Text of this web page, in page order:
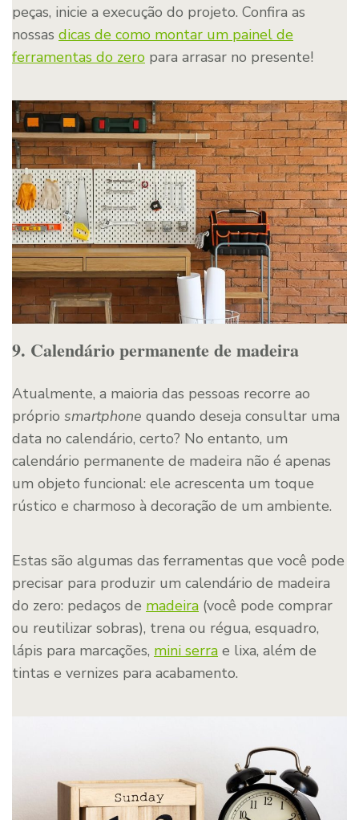
peças, inicie a execução do projeto. Confira as
nossas dicas de como montar um painel de
ferramentas do zero para arrasar no presente!
9. Calendário permanente de madeira
Atualmente, a maioria das pessoas recorre ao
próprio smartphone quando deseja consultar uma
data no calendário, certo? No entanto, um
calendário permanente de madeira não é apenas
um objeto funcional: ele acrescenta um toque
rústico e charmoso à decoração de um ambiente.
Estas são algumas das ferramentas que você pode
precisar para produzir um calendário de madeira
do zero: pedaços de madeira (você pode comprar
ou reutilizar sobras), trena ou régua, esquadro,
lápis para marcações, mini serra e lixa, além de
tintas e vernizes para acabamento.